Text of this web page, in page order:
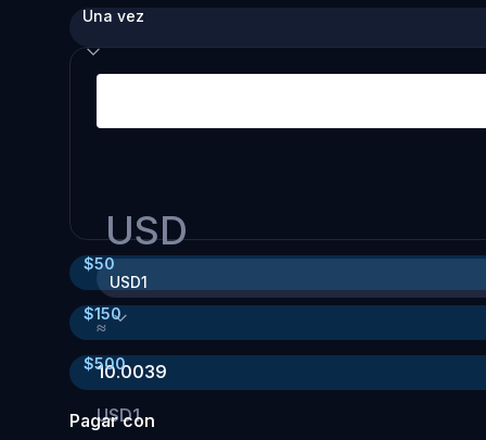
Una vez
USD
USD1
≈
10.0039
USD1
$50
$150
$500
Pagar con